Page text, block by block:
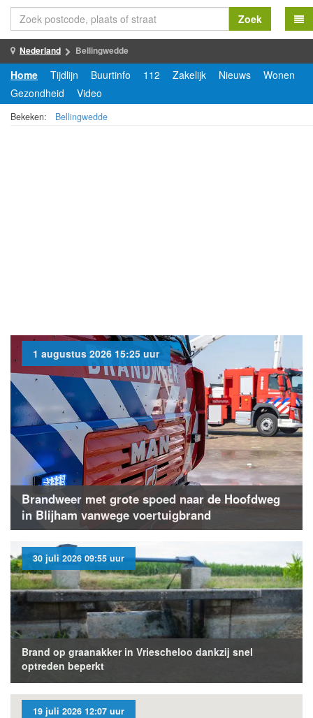
Zoek
Nederland Bellingwedde
Home Tijdlijn Buurtinfo 112 Zakelijk Nieuws
Wonen
Gezondheid
Video
Bekeken: Bellingwedde
1 augustus 2026 15:25 uur
Brandweer met grote spoed naar de Hoofdweg
in Blijham vanwege voertuigbrand
30 juli 2026 09:55 uur
Brand op graanakker in Vriescheloo dankzij snel
optreden beperkt
19 juli 2026 12:07 uur